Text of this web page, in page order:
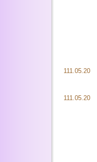
111.05.20
111.05.20